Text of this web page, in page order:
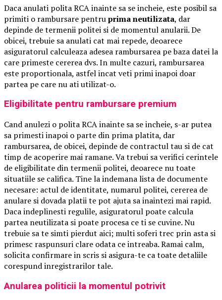
Daca anulati polita RCA inainte sa se incheie, este posibil sa
primiti o rambursare pentruprima neutilizata, dar
depinde de termenii politei si de momentul anularii. De
obicei, trebuie sa anulati cat mai repede, deoarece
asiguratorul calculeaza adesea rambursarea pe baza datei la
care primeste cererea dvs. In multe cazuri, rambursarea
este proportionala, astfel incat veti primi inapoi doar
partea pe care nu ati utilizat-o.
Eligibilitate pentru rambursare premium
Cand anulezi o polita RCA inainte sa se incheie, s-ar putea
sa primesti inapoi o parte din prima platita, dar
rambursarea, de obicei, depinde de contractul tau si de cat
timp de acoperire mai ramane. Va trebui sa verifici cerintele
de eligibilitate din termenii politei, deoarece nu toate
situatiile se califica. Tine la indemana lista de documente
necesare: actul de identitate, numarul politei, cererea de
anulare si dovada platii te pot ajuta sa inaintezi mai rapid.
Daca indeplinesti regulile, asiguratorul poate calcula
partea neutilizata si poate procesa ce ti se cuvine. Nu
trebuie sa te simti pierdut aici; multi soferi trec prin asta si
primesc raspunsuri clare odata ce intreaba. Ramai calm,
solicita confirmare in scris si asigura-te ca toate detaliile
corespund inregistrarilor tale.
Anularea politicii la momentul potrivit